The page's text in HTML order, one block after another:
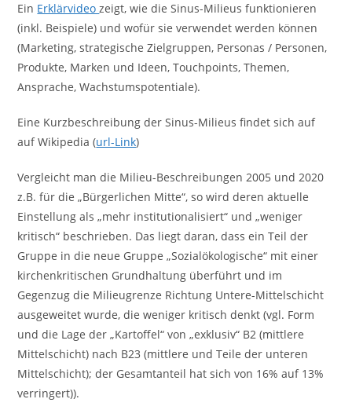
Ein Erklärvideozeigt, wie die Sinus-Milieus funktionieren
(inkl. Beispiele) und wofür sie verwendet werden können
(Marketing, strategische Zielgruppen, Personas / Personen,
Produkte, Marken und Ideen, Touchpoints, Themen,
Ansprache, Wachstumspotentiale).
Eine Kurzbeschreibung der Sinus-Milieus findet sich auf
auf Wikipedia (url-Link)
Vergleicht man die Milieu-Beschreibungen 2005 und 2020
z.B. für die „Bürgerlichen Mitte“, so wird deren aktuelle
Einstellung als „mehr institutionalisiert“ und „weniger
kritisch“ beschrieben. Das liegt daran, dass ein Teil der
Gruppe in die neue Gruppe „Sozialökologische“ mit einer
kirchenkritischen Grundhaltung überführt und im
Gegenzug die Milieugrenze Richtung Untere-Mittelschicht
ausgeweitet wurde, die weniger kritisch denkt (vgl. Form
und die Lage der „Kartoffel“ von „exklusiv“ B2 (mittlere
Mittelschicht) nach B23 (mittlere und Teile der unteren
Mittelschicht); der Gesamtanteil hat sich von 16% auf 13%
verringert)).